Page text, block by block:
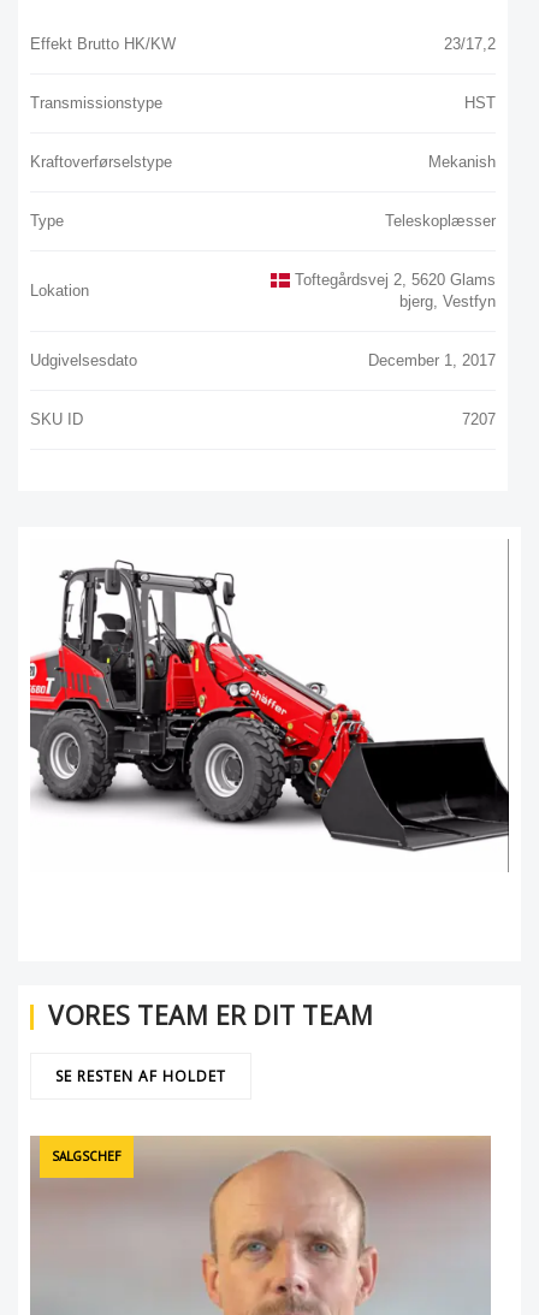
Effekt Brutto HK/KW 23/17,2
Transmissionstype HST
Kraftoverførselstype Mekanish
Type Teleskoplæsser
Lokation
Toftegårdsvej 2, 5620 Glams
Bjerg, Vestfyn
Udgivelsesdato December 1, 2017
SKU ID 7207
VORES TEAM ER DIT TEAM
SE RESTEN AF HOLDET
SALGSCHEF